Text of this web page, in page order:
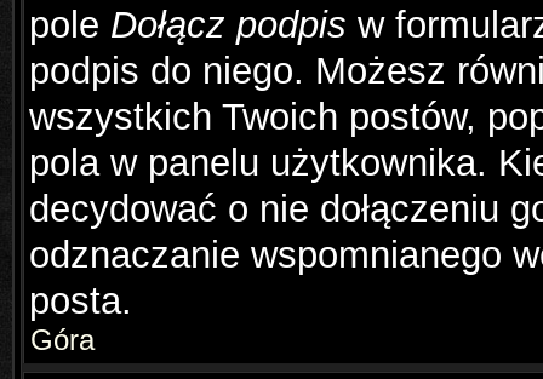
pole Dołącz podpis w
podpis do niego. Możesz
wszystkich Twoich postów,
pola w panelu użytkownika.
decydować o nie dołączeniu
odznaczanie wspomnianego
posta.
Góra